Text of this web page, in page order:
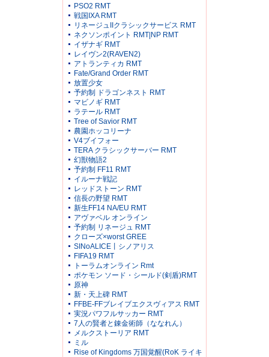
PSO2 RMT
戦国IXA RMT
リネージュIIクラシックサービス RMT
ネクソンポイント RMT|NP RMT
イザナギ RMT
レイヴン2(RAVEN2)
アトランティカ RMT
Fate/Grand Order RMT
放置少女
予約制 ドラゴンネスト RMT
マビノギ RMT
ラテール RMT
Tree of Savior RMT
農園ホッコリーナ
V4ブイフォー
TERA クラシックサーバー RMT
幻獣物語2
予約制 FF11 RMT
イルーナ戦記
レッドストーン RMT
信長の野望 RMT
新生FF14 NA/EU RMT
アヴァベル オンライン
予約制 リネージュ RMT
クローズ×worst GREE
SINoALICE丨シノアリス
FIFA19 RMT
トーラムオンライン Rmt
ポケモン ソード・シールド(剣盾)RMT
原神
新・天上碑 RMT
FFBE-FFブレイブエクスヴィアス RMT
実況パワフルサッカー RMT
7人の賢者と錬金術師（ななれん）
メルクストーリア RMT
ミル
Rise of Kingdoms 万国覚醒(RoK ライキ